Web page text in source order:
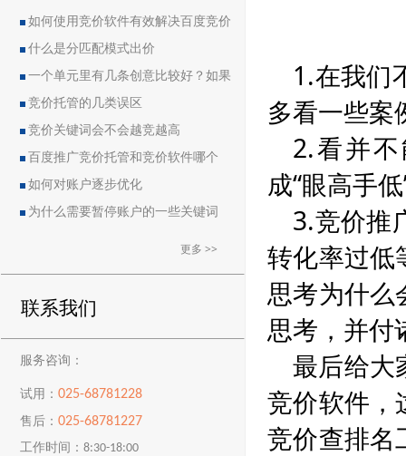
如何使用竞价软件有效解决百度竞价
中的恶点问题
什么是分匹配模式出价
一个单元里有几条创意比较好？如果
删除创意会导致账户流量突然下降吗？
竞价托管的几类误区
竞价关键词会不会越竞越高
百度推广竞价托管和竞价软件哪个
好？
如何对账户逐步优化
为什么需要暂停账户的一些关键词
更多 >>
联系我们
服务咨询：
试用：025-68781228
售后：025-68781227
工作时间：8:30-18:00
1.在我们
多看一些案
2.看并
成“眼高手
3.竞价推
转化率过低
思考为什么
思考，并付
最后给
竞价软件，
竞价查排名